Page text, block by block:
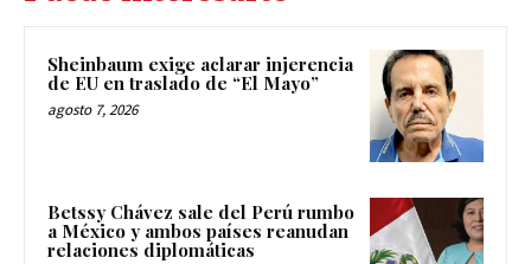
Sheinbaum exige aclarar injerencia
de EU en traslado de “El Mayo”
agosto 7, 2026
Betssy Chávez sale del Perú rumbo
a México y ambos países reanudan
relaciones diplomáticas